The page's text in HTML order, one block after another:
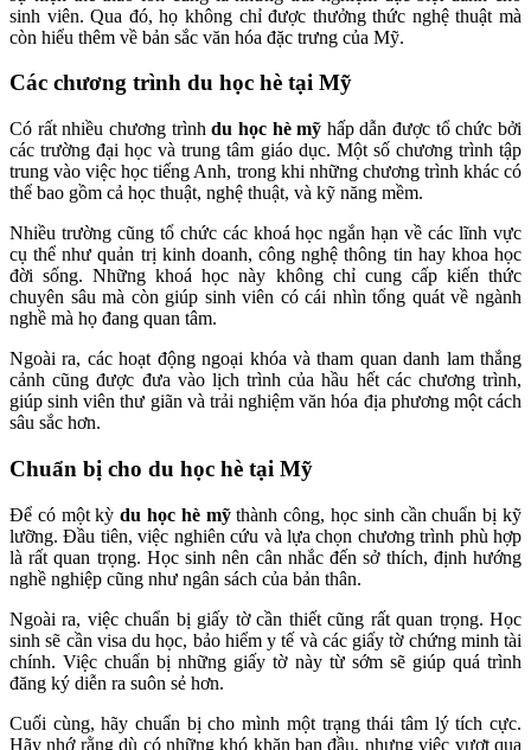
sinh viên. Qua đó, họ không chỉ được thưởng thức nghệ thuật mà
còn hiểu thêm về bản sắc văn hóa đặc trưng của Mỹ.
Các chương trình du học hè tại Mỹ
Có rất nhiều chương trìnhdu học hè mỹ hấp dẫn được tổ chức bởi
các trường đại học và trung tâm giáo dục. Một số chương trình tập
trung vào việc học tiếng Anh, trong khi những chương trình khác có
thể bao gồm cả học thuật, nghệ thuật, và kỹ năng mềm.
Nhiều trường cũng tổ chức các khoá học ngắn hạn về các lĩnh vực
cụ thể như quản trị kinh doanh, công nghệ thông tin hay khoa học
đời sống. Những khoá học này không chỉ cung cấp kiến thức
chuyên sâu mà còn giúp sinh viên có cái nhìn tổng quát về ngành
nghề mà họ đang quan tâm.
Ngoài ra, các hoạt động ngoại khóa và tham quan danh lam thắng
cảnh cũng được đưa vào lịch trình của hầu hết các chương trình,
giúp sinh viên thư giãn và trải nghiệm văn hóa địa phương một cách
sâu sắc hơn.
Chuẩn bị cho du học hè tại Mỹ
Để có một kỳdu học hè mỹthành công, học sinh cần chuẩn bị kỹ
lưỡng. Đầu tiên, việc nghiên cứu và lựa chọn chương trình phù hợp
là rất quan trọng. Học sinh nên cân nhắc đến sở thích, định hướng
nghề nghiệp cũng như ngân sách của bản thân.
Ngoài ra, việc chuẩn bị giấy tờ cần thiết cũng rất quan trọng. Học
sinh sẽ cần visa du học, bảo hiểm y tế và các giấy tờ chứng minh tài
chính. Việc chuẩn bị những giấy tờ này từ sớm sẽ giúp quá trình
đăng ký diễn ra suôn sẻ hơn.
Cuối cùng, hãy chuẩn bị cho mình một trạng thái tâm lý tích cực.
Hãy nhớ rằng dù có những khó khăn ban đầu, nhưng việc vượt qua